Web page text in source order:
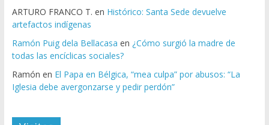
ARTURO FRANCO T. en Histórico: Santa Sede devuelve
artefactos indígenas
Ramón Puig dela Bellacasa en ¿Cómo surgió la madre de
todas las encíclicas sociales?
Ramón en El Papa en Bélgica, “mea culpa” por abusos: “La
Iglesia debe avergonzarse y pedir perdón”